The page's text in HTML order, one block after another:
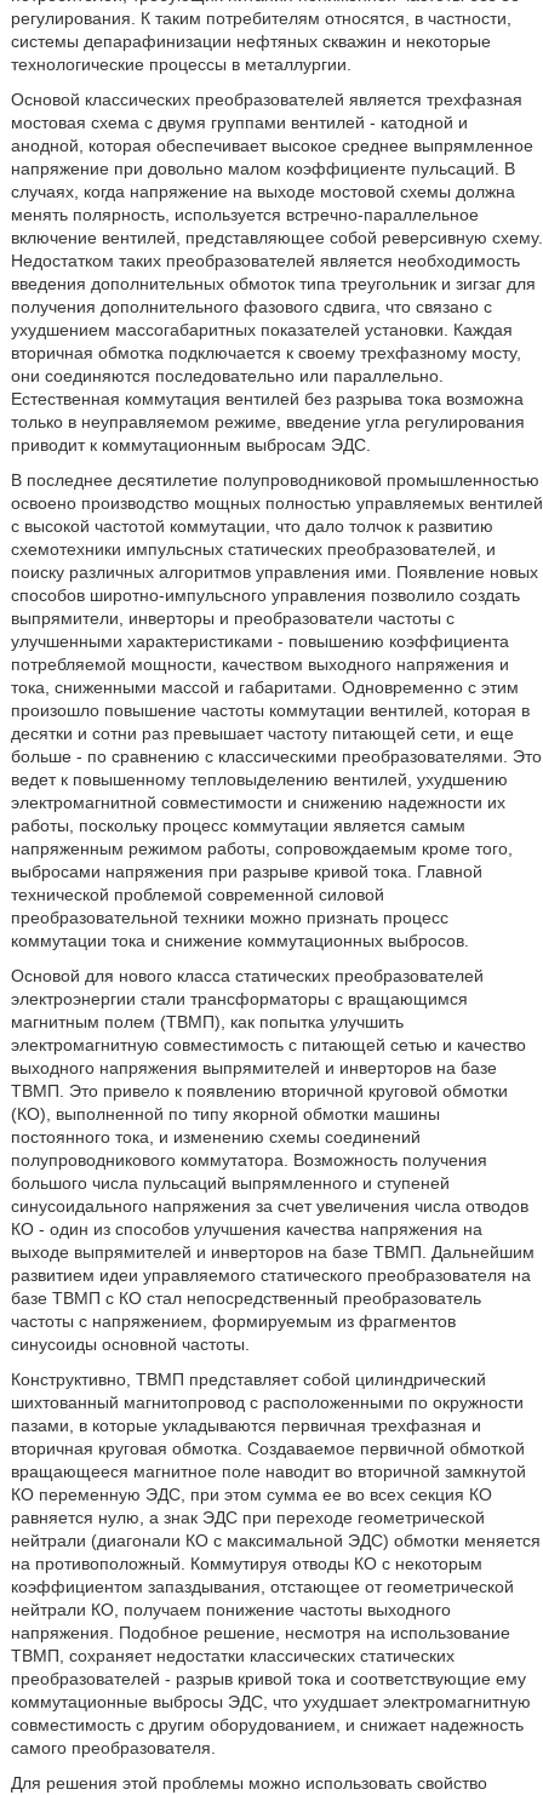
регулирования. К таким потребителям относятся, в частности,
системы депарафинизации нефтяных скважин и некоторые
технологические процессы в металлургии.
Основой классических преобразователей является трехфазная
мостовая схема с двумя группами вентилей - катодной и
анодной, которая обеспечивает высокое среднее выпрямленное
напряжение при довольно малом коэффициенте пульсаций. В
случаях, когда напряжение на выходе мостовой схемы должна
менять полярность, используется встречно-параллельное
включение вентилей, представляющее собой реверсивную схему.
Недостатком таких преобразователей является необходимость
введения дополнительных обмоток типа треугольник и зигзаг для
получения дополнительного фазового сдвига, что связано с
ухудшением массогабаритных показателей установки. Каждая
вторичная обмотка подключается к своему трехфазному мосту,
они соединяются последовательно или параллельно.
Естественная коммутация вентилей без разрыва тока возможна
только в неуправляемом режиме, введение угла регулирования
приводит к коммутационным выбросам ЭДС.
В последнее десятилетие полупроводниковой промышленностью
освоено производство мощных полностью управляемых вентилей
с высокой частотой коммутации, что дало толчок к развитию
схемотехники импульсных статических преобразователей, и
поиску различных алгоритмов управления ими. Появление новых
способов широтно-импульсного управления позволило создать
выпрямители, инверторы и преобразователи частоты с
улучшенными характеристиками - повышению коэффициента
потребляемой мощности, качеством выходного напряжения и
тока, сниженными массой и габаритами. Одновременно с этим
произошло повышение частоты коммутации вентилей, которая в
десятки и сотни раз превышает частоту питающей сети, и еще
больше - по сравнению с классическими преобразователями. Это
ведет к повышенному тепловыделению вентилей, ухудшению
электромагнитной совместимости и снижению надежности их
работы, поскольку процесс коммутации является самым
напряженным режимом работы, сопровождаемым кроме того,
выбросами напряжения при разрыве кривой тока. Главной
технической проблемой современной силовой
преобразовательной техники можно признать процесс
коммутации тока и снижение коммутационных выбросов.
Основой для нового класса статических преобразователей
электроэнергии стали трансформаторы с вращающимся
магнитным полем (ТВМП), как попытка улучшить
электромагнитную совместимость с питающей сетью и качество
выходного напряжения выпрямителей и инверторов на базе
ТВМП. Это привело к появлению вторичной круговой обмотки
(КО), выполненной по типу якорной обмотки машины
постоянного тока, и изменению схемы соединений
полупроводникового коммутатора. Возможность получения
большого числа пульсаций выпрямленного и ступеней
синусоидального напряжения за счет увеличения числа отводов
КО - один из способов улучшения качества напряжения на
выходе выпрямителей и инверторов на базе ТВМП. Дальнейшим
развитием идеи управляемого статического преобразователя на
базе ТВМП с КО стал непосредственный преобразователь
частоты с напряжением, формируемым из фрагментов
синусоиды основной частоты.
Конструктивно, ТВМП представляет собой цилиндрический
шихтованный магнитопровод с расположенными по окружности
пазами, в которые укладываются первичная трехфазная и
вторичная круговая обмотка. Создаваемое первичной обмоткой
вращающееся магнитное поле наводит во вторичной замкнутой
КО переменную ЭДС, при этом сумма ее во всех секция КО
равняется нулю, а знак ЭДС при переходе геометрической
нейтрали (диагонали КО с максимальной ЭДС) обмотки меняется
на противоположный. Коммутируя отводы КО с некоторым
коэффициентом запаздывания, отстающее от геометрической
нейтрали КО, получаем понижение частоты выходного
напряжения. Подобное решение, несмотря на использование
ТВМП, сохраняет недостатки классических статических
преобразователей - разрыв кривой тока и соответствующие ему
коммутационные выбросы ЭДС, что ухудшает электромагнитную
совместимость с другим оборудованием, и снижает надежность
самого преобразователя.
Для решения этой проблемы можно использовать свойство